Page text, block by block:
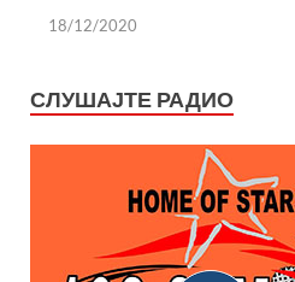
18/12/2020
СЛУШАЈТЕ РАДИО